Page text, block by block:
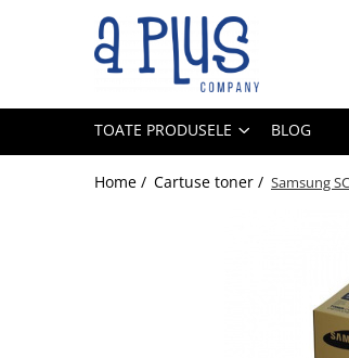
Toate Produsele
Cartuse toner
TOATE PRODUSELE BLOG
Home / Cartuse toner / Samsung